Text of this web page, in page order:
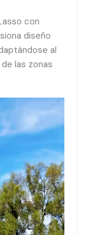
con
diseño
al
las zonas